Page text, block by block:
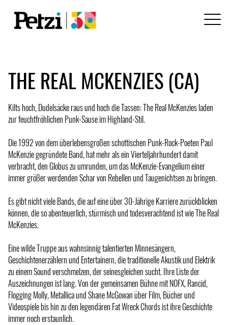
THE REAL MCKENZIES (CA)
Kilts hoch, Dudelsäcke raus und hoch die Tassen: The Real McKenzies laden
zur feuchtfröhlichen Punk-Sause im Highland-Stil.
Die 1992 von dem überlebensgroßen schottischen Punk-Rock-Poeten Paul
McKenzie gegründete Band, hat mehr als ein Vierteljahrhundert damit
verbracht, den Globus zu umrunden, um das McKenzie-Evangelium einer
immer größer werdenden Schar von Rebellen und Taugenichtsen zu bringen.
Es gibt nicht viele Bands, die auf eine über 30-Jährige Karriere zurückblicken
können, die so abenteuerlich, stürmisch und todesverachtend ist wie The Real
McKenzies.
Eine wilde Truppe aus wahnsinnig talentierten Minnesängern,
Geschichtenerzählern und Entertainern, die traditionelle Akustik und Elektrik
zu einem Sound verschmelzen, der seinesgleichen sucht. Ihre Liste der
Auszeichnungen ist lang. Von der gemeinsamen Bühne mit NOFX, Rancid,
Flogging Molly, Metallica und Shane McGowan über Film, Bücher und
Videospiele bis hin zu den legendären Fat Wreck Chords ist ihre Geschichte
immer noch erstaunlich.